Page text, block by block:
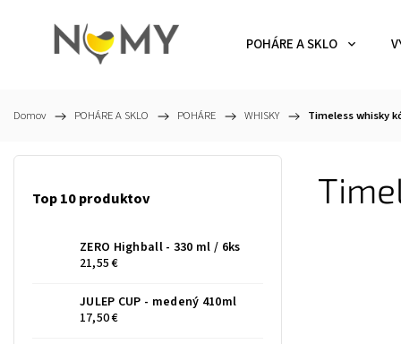
POHÁRE A SKLO
Domov / POHÁRE A SKLO / POHÁRE / WHISKY / Timeless whisky
Top 10 produktov
ZERO Highball - 330 ml / 6ks
21,55 €
JULEP CUP - medený 410ml
17,50 €